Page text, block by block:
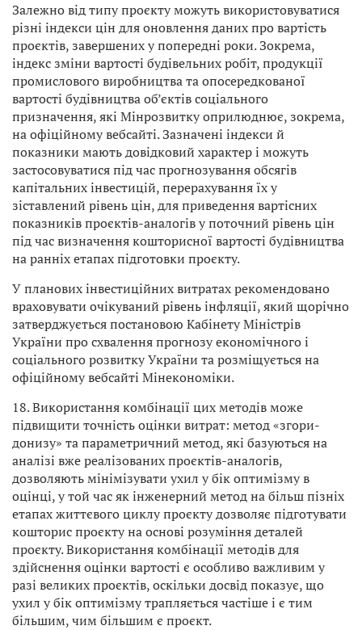
Залежно від типу проєкту можуть використовуватися
різні індекси цін для оновлення даних про вартість
проєктів, завершених у попередні роки. Зокрема,
індекс зміни вартості будівельних робіт, продукції
промислового виробництва та опосередкованої
вартості будівництва об’єктів соціального
призначення, які Мінрозвитку оприлюднює, зокрема,
на офіційному вебсайті. Зазначені індекси й
показники мають довідковий характер і можуть
застосовуватися під час прогнозування обсягів
капітальних інвестицій, перерахування їх у
зіставлений рівень цін, для приведення вартісних
показників проєктів-аналогів у поточний рівень цін
під час визначення кошторисної вартості будівництва
на ранніх етапах підготовки проєкту.
У планових інвестиційних витратах рекомендовано
враховувати очікуваний рівень інфляції, який щорічно
затверджується постановою Кабінету Міністрів
України про схвалення прогнозу економічного і
соціального розвитку України та розміщується на
офіційному вебсайті Мінекономіки.
18. Використання комбінації цих методів може
підвищити точність оцінки витрат: метод «згори-
донизу» та параметричний метод, які базуються на
аналізі вже реалізованих проєктів-аналогів,
дозволяють мінімізувати ухил у бік оптимізму в
оцінці, у той час як інженерний метод на більш пізніх
етапах життєвого циклу проєкту дозволяє підготувати
кошторис проєкту на основі розуміння деталей
проєкту. Використання комбінації методів для
здійснення оцінки вартості є особливо важливим у
разі великих проєктів, оскільки досвід показує, що
ухил у бік оптимізму трапляється частіше і є тим
більшим, чим більшим є проєкт.